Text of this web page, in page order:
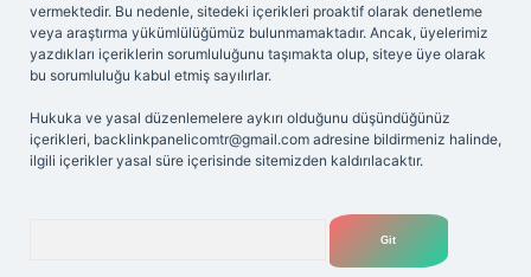
vermektedir. Bu nedenle, sitedeki içerikleri proaktif olarak denetleme
veya araştırma yükümlülüğümüz bulunmamaktadır. Ancak, üyelerimiz
yazdıkları içeriklerin sorumluluğunu taşımakta olup, siteye üye olarak
bu sorumluluğu kabul etmiş sayılırlar.
Hukuka ve yasal düzenlemelere aykırı olduğunu düşündüğünüz
içerikleri, backlinkpanelicomtr@gmail.com adresine bildirmeniz halinde,
ilgili içerikler yasal süre içerisinde sitemizden kaldırılacaktır.